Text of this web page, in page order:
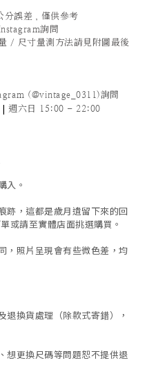
分誤差，僅供參考
詢問
/ 尺寸量測方法請見附圖最後
(@vintage_0311)詢問
| 週六日 15:00 - 22:00
入。
跡，這都是歲月遺留下來的回
或請至實體店面挑選購買。
，照片呈現會有些微色差，均
退換貨處理（除款式寄錯），
想更換尺碼等問題恕不提供退